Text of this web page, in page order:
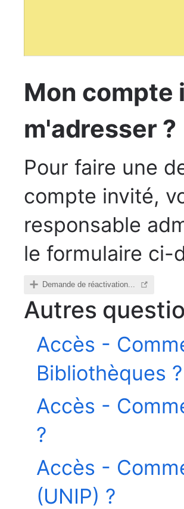
Mon compte
m'adresser ?
Pour faire une
compte invité,
responsable
le formulaire ci-
Demande de réactivation...
Autres
Accès -
Bibliothèques ?
Accès -
?
Accès -
(UNIP) ?